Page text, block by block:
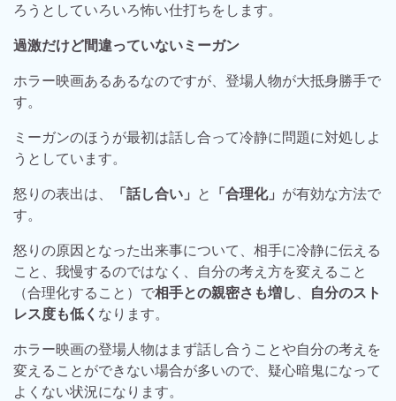
ろうとしていろいろ怖い仕打ちをします。
過激だけど間違っていないミーガン
ホラー映画あるあるなのですが、登場人物が大抵身勝手で
す。
ミーガンのほうが最初は話し合って冷静に問題に対処しよ
うとしています。
怒りの表出は、 「話し合い」 と 「合理化」 が有効な方法で
す。
怒りの原因となった出来事について、相手に冷静に伝える
こと、我慢するのではなく、自分の考え方を変えること
（合理化すること）で相手との親密さも増し 、
自分のスト
レス度も低く なります。
ホラー映画の登場人物はまず話し合うことや自分の考えを
変えることができない場合が多いので、疑心暗鬼になって
よくない状況になります。